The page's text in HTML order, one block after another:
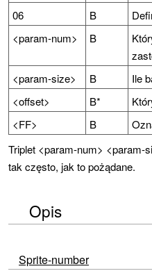
06
B
<param-num>
B
<param-size>
B
Ile
<offset>
B*
<FF>
B
Triplet <param-num> <param-
tak często, jak to pożądane.
Opis
Sprite-number